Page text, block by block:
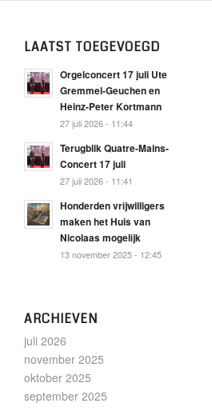
LAATST TOEGEVOEGD
Orgelconcert 17 juli Ute
Gremmel-Geuchen en
Heinz-Peter Kortmann
27 juli 2026 - 11:44
Terugblik Quatre-Mains-
Concert 17 juli
27 juli 2026 - 11:41
Honderden vrijwilligers
maken het Huis van
Nicolaas mogelijk
13 november 2025 - 12:45
ARCHIEVEN
juli 2026
november 2025
oktober 2025
september 2025